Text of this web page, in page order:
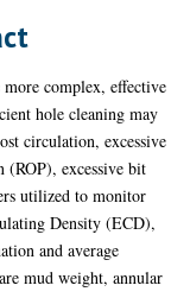
complex, effective
hole cleaning may
circulation, excessive
excessive bit
utilized to monitor
Density (ECD),
and average
mud weight, annular